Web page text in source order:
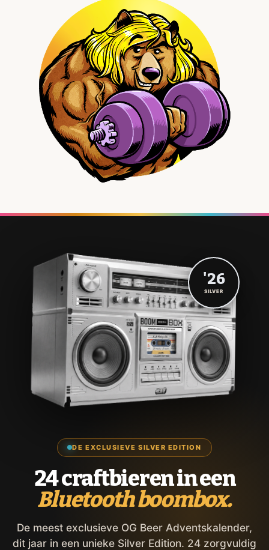
DE EXCLUSIEVE SILVER EDITION
24 craftbieren in een
Bluetooth boombox.
De meest exclusieve OG Beer Adventskalender,
dit jaar in een unieke Silver Edition. 24 zorgvuldig
'26
SILVER